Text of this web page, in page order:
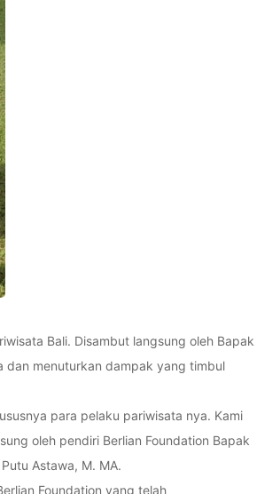
Bali. Disambut langsung oleh Bapak
dan menuturkan dampak yang timbul
para pelaku pariwisata nya. Kami
oleh pendiri Berlian Foundation Bapak
Astawa, M. MA.
Foundation yang telah